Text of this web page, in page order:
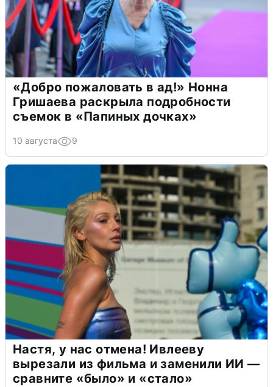
«Добро пожаловать в ад!» Нонна
Гришаева раскрыла подробности
съемок в «Папиных дочках»
10 августа 9
Настя, у нас отмена! Ивлееву
вырезали из фильма и заменили ИИ —
сравните «было» и «стало»